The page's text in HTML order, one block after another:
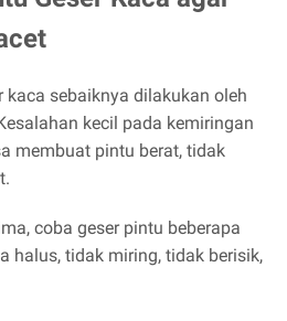
kaca sebaiknya dilakukan oleh
kecil pada kemiringan
membuat pintu berat, tidak
coba geser pintu beberapa
halus, tidak miring, tidak berisik,